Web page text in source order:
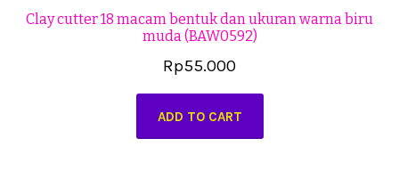
Clay cutter 18 macam bentuk dan ukuran warna biru
muda (BAW0592)
Rp55.000
ADD TO CART